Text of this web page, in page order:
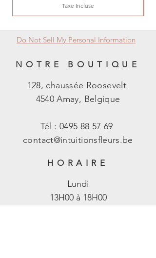
Taxe Incluse
Do Not Sell My Personal Information
NOTRE BOUTIQUE
128, chaussée Roosevelt
4540 Amay, Belgique
Tél :0495 88 57 69
contact@intuitionsfleurs.be
HORAIRE
Lundi
13H00 à 18H00